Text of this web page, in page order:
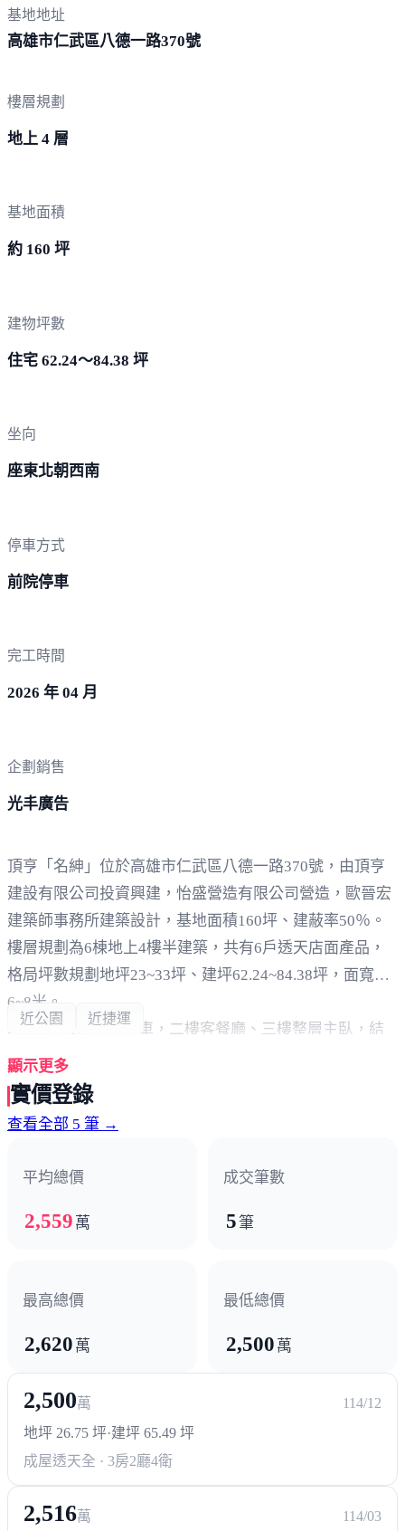
基地地址
高雄市仁武區八德一路370號
樓層規劃
地上 4 層
基地面積
約 160 坪
建物坪數
住宅 62.24～84.38 坪
坐向
座東北朝西南
停車方式
前院停車
完工時間
2026 年 04 月
企劃銷售
光丰廣告
頂亨「名紳」位於高雄市仁武區八德一路370號，由頂亨
建設有限公司投資興建，怡盛營造有限公司營造，歐晉宏
建築師事務所建築設計，基地面積160坪、建蔽率50％。
樓層規劃為6棟地上4樓半建築，共有6戶透天店面產品，
格局坪數規劃地坪23~33坪、建坪62.24~84.38坪，面寬
6~8米。
車位規劃1樓併排停車，二樓客餐廳、三樓整層主臥，結
構採筏式基礎，建材有Otis電梯(S1戶)。廚具：林內、義
大利GLEMGAS。衛浴：TOTO、凱樂衛浴。
商圈核心，位居八德一路，車程約2分鐘可至寶雅、全聯-
公園休閒，車程約2分鐘可至八卦休閒公園，近享27000坪
航太園區，車程約9分鐘可抵達，接軌AI智慧超強產業
區域。
大灣國中。
便利交通，有國10仁武交流道、國1大中交流道可利用，
輕鬆往來各縣市。
近公園 近捷運
顯示更多
實價登錄
查看全部 5 筆 →
平均總價
2,559 萬
成交筆數
5筆
最高總價
2,620 萬
最低總價
2,500 萬
2,500萬
114/12
地坪 26.75 坪·建坪 65.49 坪
成屋透天全 · 3房2廳4衛
2,516萬 114/03